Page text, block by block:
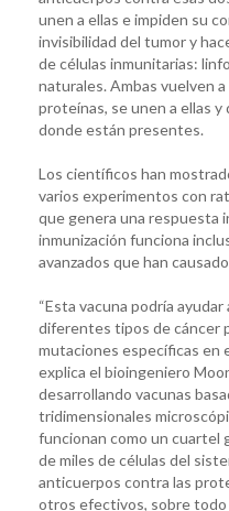
unen a ellas e impiden su
invisibilidad del tumor y
de células inmunitarias:
naturales. Ambas vuelven
proteínas, se unen a ellas
donde están presentes.
Los científicos han
varios experimentos con
que genera una respuesta
inmunización funciona
avanzados que han
“Esta vacuna podría
diferentes tipos de cáncer
mutaciones específicas en
explica el bioingeniero
desarrollando vacunas
tridimensionales
funcionan como un cuartel
de miles de células del
anticuerpos contra las
otros efectivos, sobre todo